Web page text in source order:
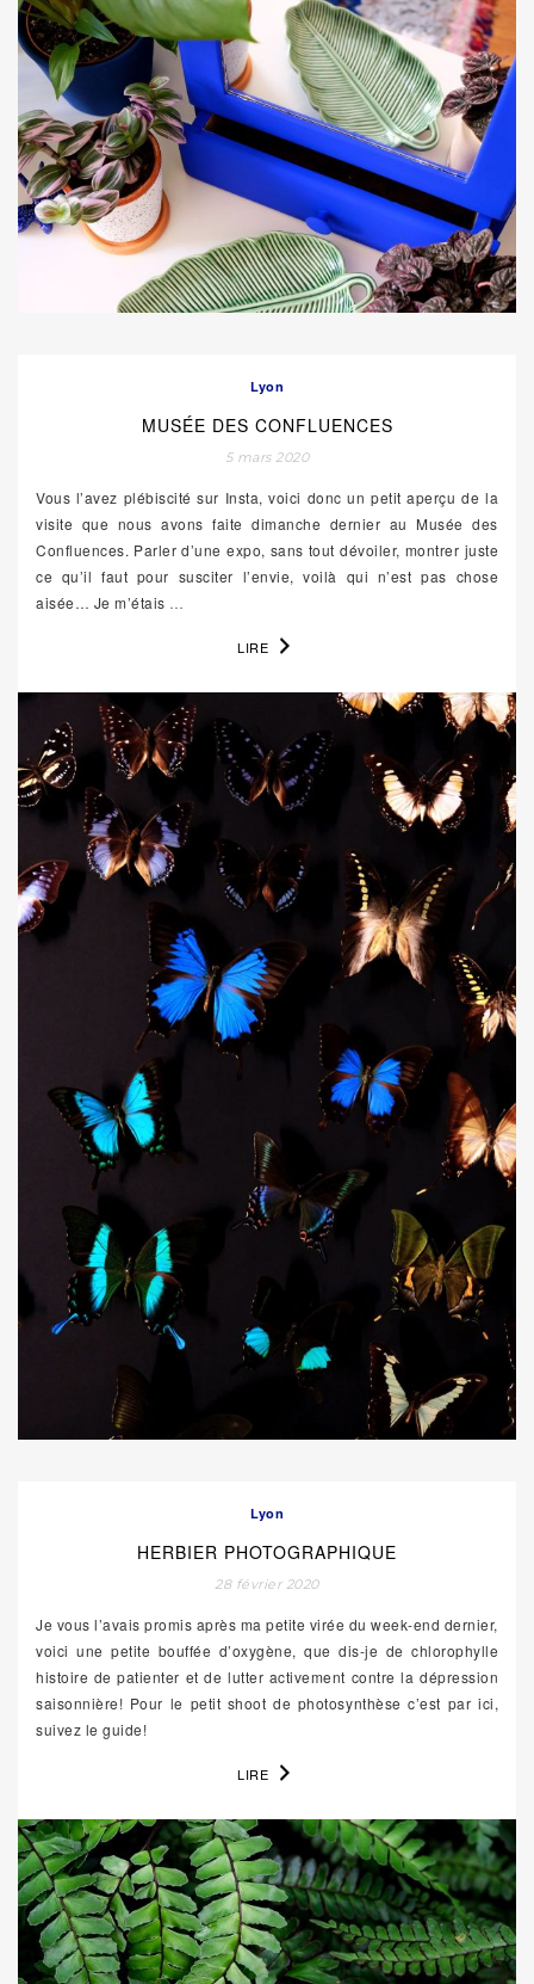
Lyon
MUSÉE DES CONFLUENCES
5 mars 2020
Vous l’avez plébiscité sur Insta, voici donc un petit aperçu de la
visite que nous avons faite dimanche dernier au Musée des
Confluences. Parler d’une expo, sans tout dévoiler, montrer juste
ce qu’il faut pour susciter l’envie, voilà qui n’est pas chose
aisée… Je m’étais …
LIRE
Lyon
HERBIER PHOTOGRAPHIQUE
28 février 2020
Je vous l’avais promis après ma petite virée du week-end dernier,
voici une petite bouffée d’oxygène, que dis-je de chlorophylle
histoire de patienter et de lutter activement contre la dépression
saisonnière! Pour le petit shoot de photosynthèse c’est par ici,
suivez le guide!
LIRE